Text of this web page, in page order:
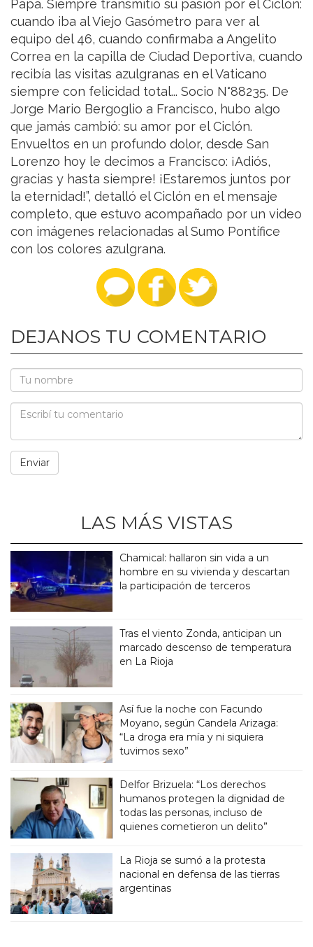
Papa. Siempre transmitió su pasión por el Ciclón:
cuando iba al Viejo Gasómetro para ver al
equipo del 46, cuando confirmaba a Angelito
Correa en la capilla de Ciudad Deportiva, cuando
recibía las visitas azulgranas en el Vaticano
siempre con felicidad total... Socio N°88235. De
Jorge Mario Bergoglio a Francisco, hubo algo
que jamás cambió: su amor por el Ciclón.
Envueltos en un profundo dolor, desde San
Lorenzo hoy le decimos a Francisco: ¡Adiós,
gracias y hasta siempre! ¡Estaremos juntos por
la eternidad!”, detalló el Ciclón en el mensaje
completo, que estuvo acompañado por un video
con imágenes relacionadas al Sumo Pontífice
con los colores azulgrana.
DEJANOS TU COMENTARIO
LAS MÁS VISTAS
Chamical: hallaron sin vida a un
hombre en su vivienda y descartan
la participación de terceros
Tras el viento Zonda, anticipan un
marcado descenso de temperatura
en La Rioja
Así fue la noche con Facundo
Moyano, según Candela Arizaga:
“La droga era mía y ni siquiera
tuvimos sexo”
Delfor Brizuela: “Los derechos
humanos protegen la dignidad de
todas las personas, incluso de
quienes cometieron un delito”
La Rioja se sumó a la protesta
nacional en defensa de las tierras
argentinas